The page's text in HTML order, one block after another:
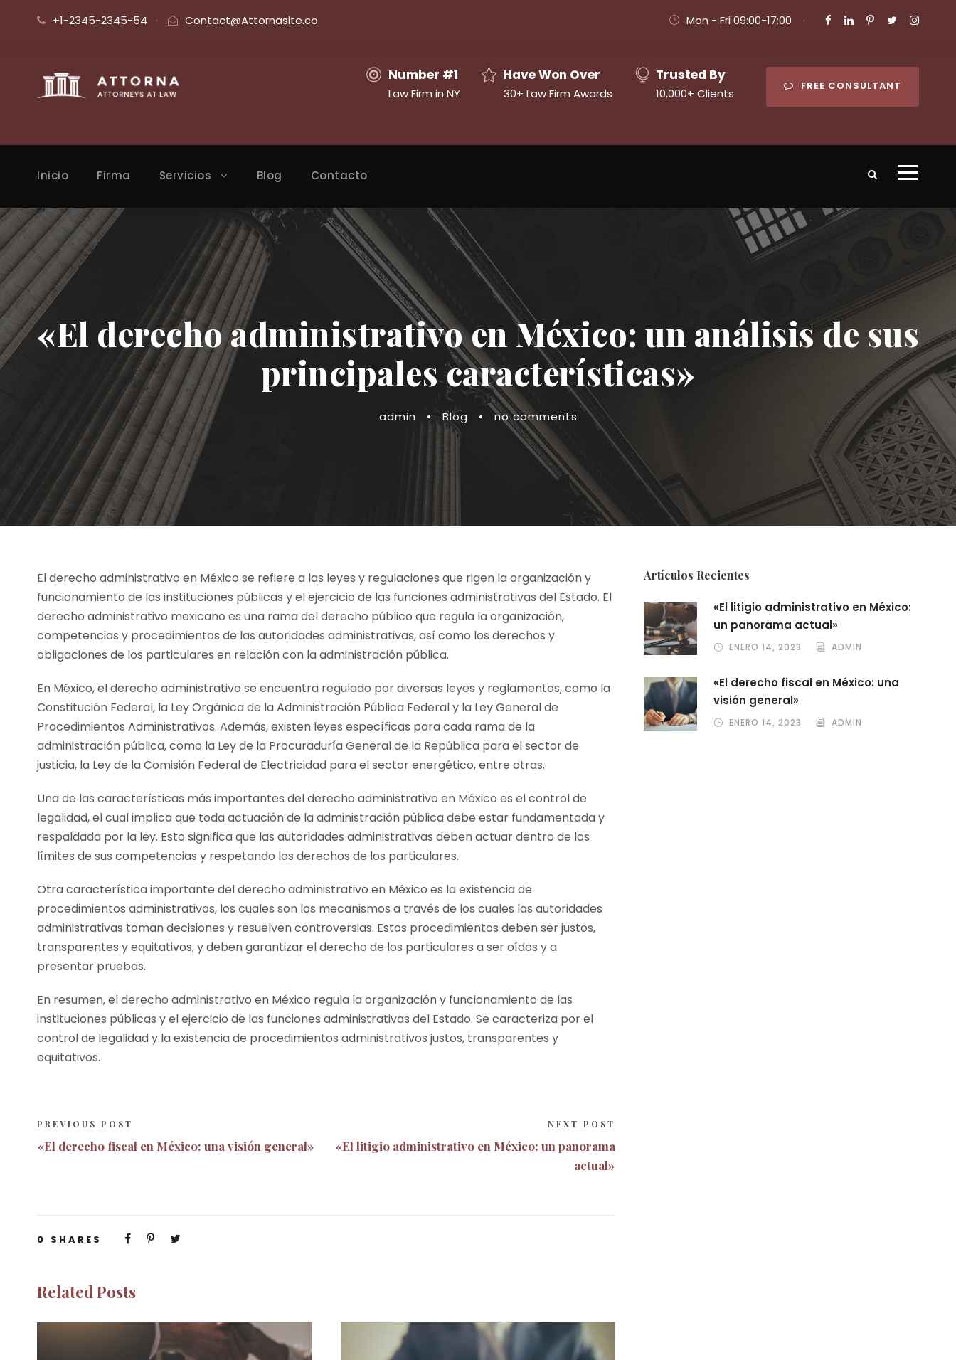
+1-2345-2345-54 · Contact@Attornasite.co Mon - Fri 09:00-17:00 ·
Number #1
Law Firm in NY
Have Won Over
30+ Law Firm Awards
Trusted By
10,000+ Clients
FREE CONSULTANT
Inicio Firma Servicios Blog Contacto
«El derecho administrativo en México: un análisis de sus
principales características»
admin • Blog • no comments
El derecho administrativo en México se refiere a las leyes y regulaciones que rigen la organización y
funcionamiento de las instituciones públicas y el ejercicio de las funciones administrativas del Estado. El
derecho administrativo mexicano es una rama del derecho público que regula la organización,
competencias y procedimientos de las autoridades administrativas, así como los derechos y
obligaciones de los particulares en relación con la administración pública.
En México, el derecho administrativo se encuentra regulado por diversas leyes y reglamentos, como la
Constitución Federal, la Ley Orgánica de la Administración Pública Federal y la Ley General de
Procedimientos Administrativos. Además, existen leyes específicas para cada rama de la
administración pública, como la Ley de la Procuraduría General de la República para el sector de
justicia, la Ley de la Comisión Federal de Electricidad para el sector energético, entre otras.
Una de las características más importantes del derecho administrativo en México es el control de
legalidad, el cual implica que toda actuación de la administración pública debe estar fundamentada y
respaldada por la ley. Esto significa que las autoridades administrativas deben actuar dentro de los
límites de sus competencias y respetando los derechos de los particulares.
Otra característica importante del derecho administrativo en México es la existencia de
procedimientos administrativos, los cuales son los mecanismos a través de los cuales las autoridades
administrativas toman decisiones y resuelven controversias. Estos procedimientos deben ser justos,
transparentes y equitativos, y deben garantizar el derecho de los particulares a ser oídos y a
presentar pruebas.
En resumen, el derecho administrativo en México regula la organización y funcionamiento de las
instituciones públicas y el ejercicio de las funciones administrativas del Estado. Se caracteriza por el
control de legalidad y la existencia de procedimientos administrativos justos, transparentes y
equitativos.
PREVIOUS POST
«El derecho fiscal en México: una visión general»
NEXT POST
«El litigio administrativo en México: un panorama
actual»
0 SHARES
Related Posts
Artículos Recientes
«El litigio administrativo en México:
un panorama actual»
ENERO 14, 2023 ADMIN
«El derecho fiscal en México: una
visión general»
ENERO 14, 2023 ADMIN